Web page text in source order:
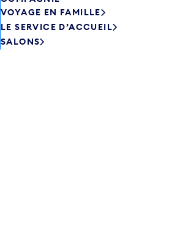
VOYAGE EN FAMILLE
LE SERVICE D’ACCUEIL
SALONS